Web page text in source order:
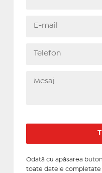
Odată cu apăsarea
toate datele completate